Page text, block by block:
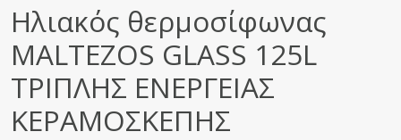
Ηλιακός θερμοσίφωνας
MALTEZOS GLASS 125L
ΤΡΙΠΛΗΣ ΕΝΕΡΓΕΙΑΣ
ΚΕΡΑΜΟΣΚΕΠΗΣ